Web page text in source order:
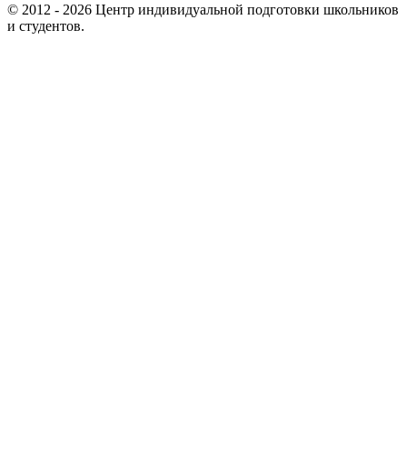
© 2012 - 2026 Центр индивидуальной подготовки школьников
и студентов.